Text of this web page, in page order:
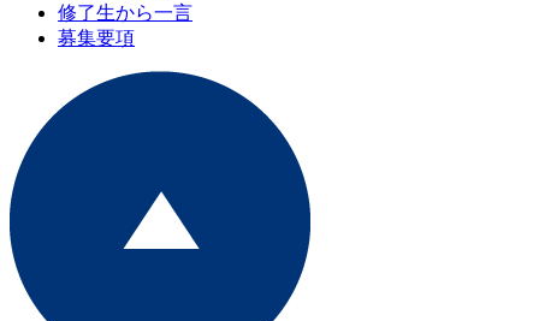
修了生から一言
募集要項